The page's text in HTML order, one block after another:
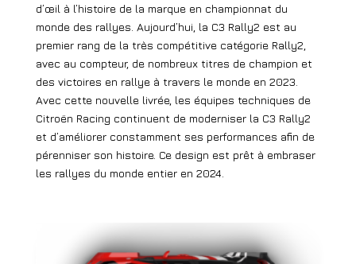
d’œil à l’histoire de la marque en championnat du
monde des rallyes. Aujourd’hui, la C3 Rally2 est au
premier rang de la très compétitive catégorie Rally2,
avec au compteur, de nombreux titres de champion et
des victoires en rallye à travers le monde en 2023.
Avec cette nouvelle livrée, les équipes techniques de
Citroën Racing continuent de moderniser la C3 Rally2
et d’améliorer constamment ses performances afin de
pérenniser son histoire. Ce design est prêt à embraser
les rallyes du monde entier en 2024.